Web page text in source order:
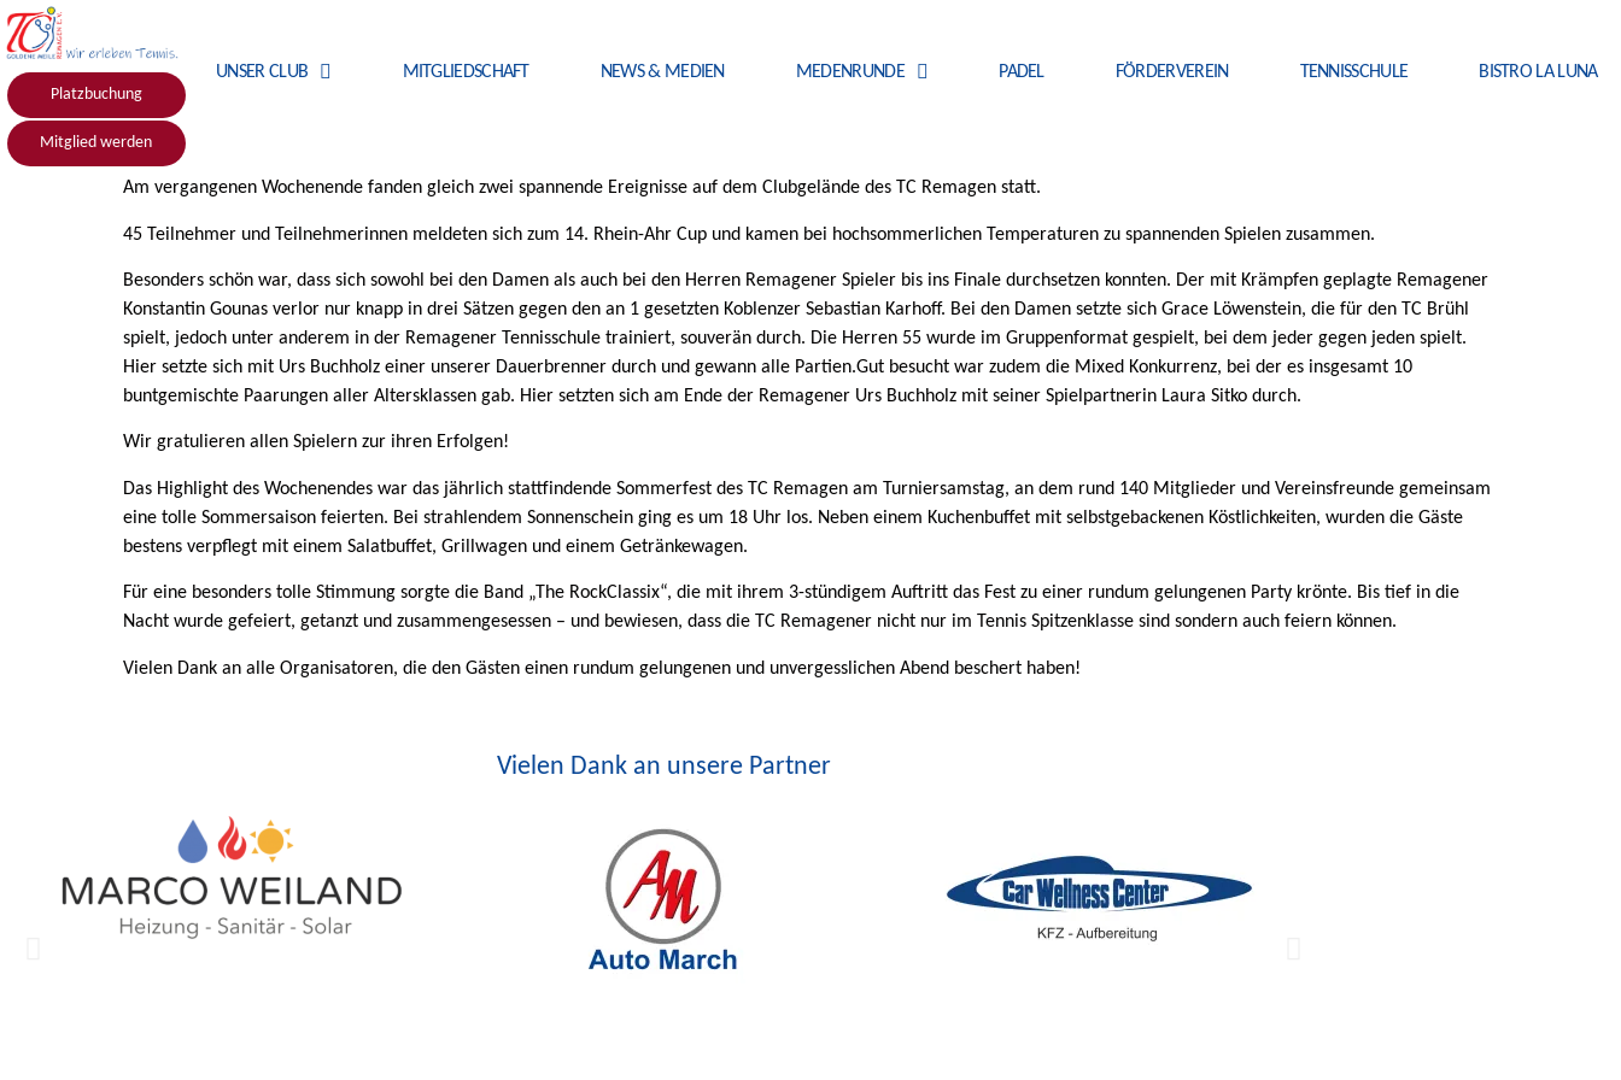
Platzbuchung
Mitglied werden
UNSER CLUB MITGLIEDSCHAFT NEWS & MEDIEN MEDENRUNDE PADEL FÖRDERVEREIN TENNISSCHULE BISTRO LA LUNA
Am vergangenen Wochenende fanden gleich zwei spannende Ereignisse auf dem Clubgelände des TC Remagen statt.
45 Teilnehmer und Teilnehmerinnen meldeten sich zum 14. Rhein-Ahr Cup und kamen bei hochsommerlichen Temperaturen zu spannenden Spielen zusammen.
Besonders schön war, dass sich sowohl bei den Damen als auch bei den Herren Remagener Spieler bis ins Finale durchsetzen konnten. Der mit Krämpfen geplagte Remagener
Konstantin Gounas verlor nur knapp in drei Sätzen gegen den an 1 gesetzten Koblenzer Sebastian Karhoff. Bei den Damen setzte sich Grace Löwenstein, die für den TC Brühl
spielt, jedoch unter anderem in der Remagener Tennisschule trainiert, souverän durch. Die Herren 55 wurde im Gruppenformat gespielt, bei dem jeder gegen jeden spielt.
Hier setzte sich mit Urs Buchholz einer unserer Dauerbrenner durch und gewann alle Partien.Gut besucht war zudem die Mixed Konkurrenz, bei der es insgesamt 10
buntgemischte Paarungen aller Altersklassen gab. Hier setzten sich am Ende der Remagener Urs Buchholz mit seiner Spielpartnerin Laura Sitko durch.
Wir gratulieren allen Spielern zur ihren Erfolgen!
Das Highlight des Wochenendes war das jährlich stattfindende Sommerfest des TC Remagen am Turniersamstag, an dem rund 140 Mitglieder und Vereinsfreunde gemeinsam
eine tolle Sommersaison feierten. Bei strahlendem Sonnenschein ging es um 18 Uhr los. Neben einem Kuchenbuffet mit selbstgebackenen Köstlichkeiten, wurden die Gäste
bestens verpflegt mit einem Salatbuffet, Grillwagen und einem Getränkewagen.
Für eine besonders tolle Stimmung sorgte die Band „The RockClassix“, die mit ihrem 3-stündigem Auftritt das Fest zu einer rundum gelungenen Party krönte. Bis tief in die
Nacht wurde gefeiert, getanzt und zusammengesessen – und bewiesen, dass die TC Remagener nicht nur im Tennis Spitzenklasse sind sondern auch feiern können.
Vielen Dank an alle Organisatoren, die den Gästen einen rundum gelungenen und unvergesslichen Abend beschert haben!
Vielen Dank an unsere Partner